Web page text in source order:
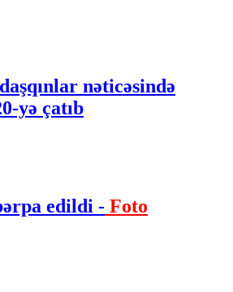
nəticəsində
yə çatıb
edildi - Foto